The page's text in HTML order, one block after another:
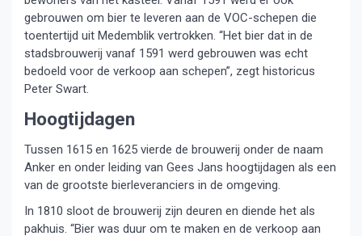
gebrouwen om bier te leveren aan de VOC-schepen die
toentertijd uit Medemblik vertrokken. “Het bier dat in de
stadsbrouwerij vanaf 1591 werd gebrouwen was echt
bedoeld voor de verkoop aan schepen”, zegt historicus
Peter Swart.
Hoogtijdagen
Tussen 1615 en 1625 vierde de brouwerij onder de naam
Anker en onder leiding van Gees Jans hoogtijdagen als een
van de grootste bierleveranciers in de omgeving.
In 1810 sloot de brouwerij zijn deuren en diende het als
pakhuis. “Bier was duur om te maken en de verkoop aan